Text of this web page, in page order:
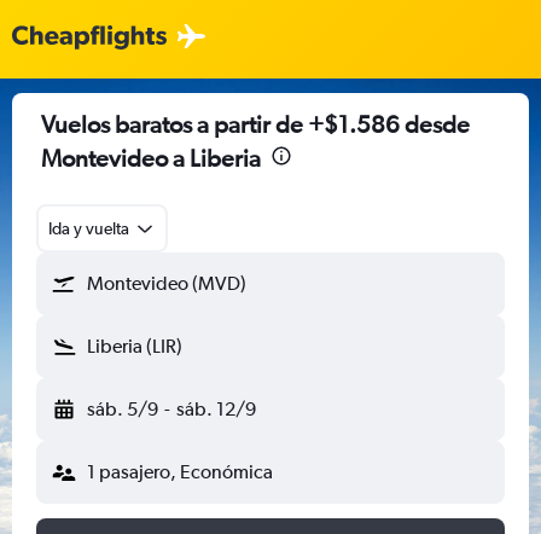
Vuelos baratos a partir de +$1.586 desde
Montevideo a Liberia
Ida y vuelta
Montevideo (MVD)
Liberia (LIR)
sáb. 5/9 - sáb. 12/9
1 pasajero, Económica